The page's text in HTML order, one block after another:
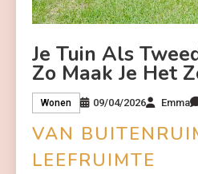
Je Tuin Als
Zo Maak Je Het
Wonen 09/04/2026 Emma
VAN
LEEFRUIMTE